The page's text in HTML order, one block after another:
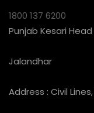
1800 137 6200
Punjab Kesari
Jalandhar
Address : Civil